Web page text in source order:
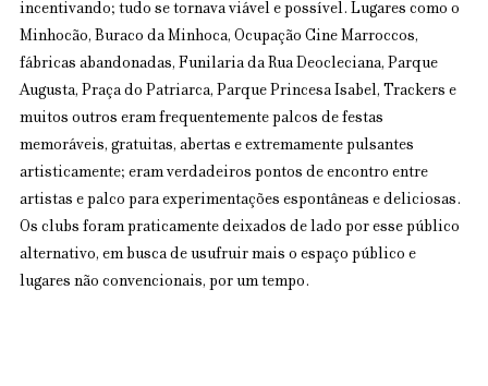
incentivando; tudo se tornava viável e possível. Lugares como o
Minhocão, Buraco da Minhoca, Ocupação Cine Marroccos,
fábricas abandonadas, Funilaria da Rua Deocleciana, Parque
Augusta, Praça do Patriarca, Parque Princesa Isabel, Trackers e
muitos outros eram frequentemente palcos de festas
memoráveis, gratuitas, abertas e extremamente pulsantes
artisticamente; eram verdadeiros pontos de encontro entre
artistas e palco para experimentações espontâneas e deliciosas.
Os clubs foram praticamente deixados de lado por esse público
alternativo, em busca de usufruir mais o espaço público e
lugares não convencionais, por um tempo.